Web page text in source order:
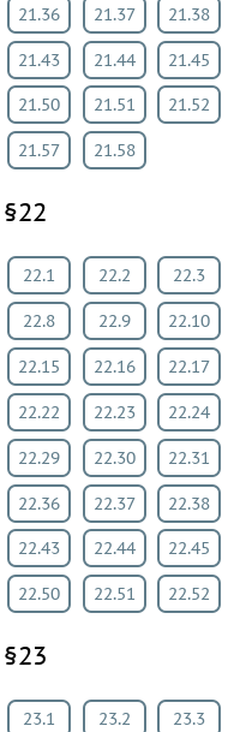
21.36 21.37 21.38
21.43 21.44 21.45
21.50 21.51 21.52
21.57 21.58
§22
22.1 22.2 22.3
22.8 22.9 22.10
22.15 22.16 22.17
22.22 22.23 22.24
22.29 22.30 22.31
22.36 22.37 22.38
22.43 22.44 22.45
22.50 22.51 22.52
§23
23.1 23.2 23.3